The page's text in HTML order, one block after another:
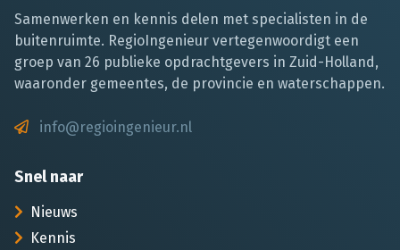
Samenwerken en kennis delen met specialisten in de
buitenruimte. RegioIngenieur vertegenwoordigt een
groep van 26 publieke opdrachtgevers in Zuid-Holland,
waaronder gemeentes, de provincie en waterschappen.
info@regioingenieur.nl
Snel naar
Nieuws
Kennis